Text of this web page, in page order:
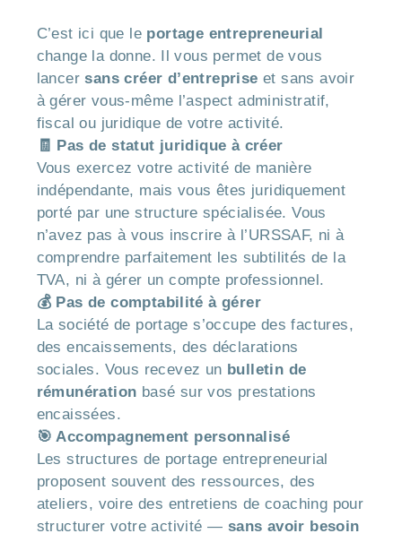
C’est ici que le portage entrepreneurial
change la donne. Il vous permet de vous
lancersans créer d’entreprise et sans avoir
à gérer vous-même l’aspect administratif,
fiscal ou juridique de votre activité.
🧾 Pas de statut juridique à créer
Vous exercez votre activité de manière
indépendante, mais vous êtes juridiquement
porté par une structure spécialisée. Vous
n’avez pas à vous inscrire à l’URSSAF, ni à
comprendre parfaitement les subtilités de la
TVA, ni à gérer un compte professionnel.
💰 Pas de comptabilité à gérer
La société de portage s’occupe des factures,
des encaissements, des déclarations
sociales. Vous recevez un bulletin de
rémunération basé sur vos prestations
encaissées.
🎯 Accompagnement personnalisé
Les structures de portage entrepreneurial
proposent souvent des ressources, des
ateliers, voire des entretiens de coaching pour
structurer votre activité — sans avoir besoin